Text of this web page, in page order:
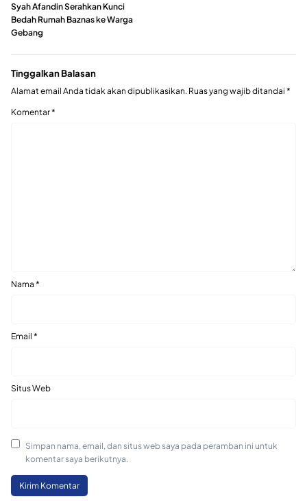
Syah Afandin Serahkan Kunci
Bedah Rumah Baznas ke Warga
Gebang
Tinggalkan Balasan
Alamat email Anda tidak akan dipublikasikan. Ruas yang wajib ditandai *
Komentar*
Nama *
Email *
Situs Web
Simpan nama, email, dan situs web saya pada peramban ini untuk
komentar saya berikutnya.